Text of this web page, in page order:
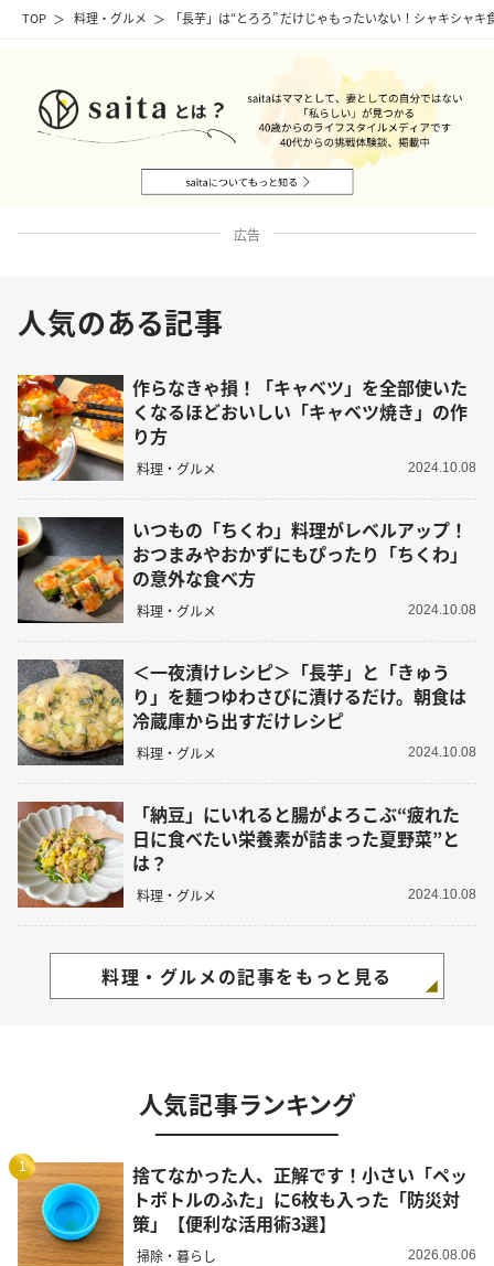
TOP 料理・グルメ 「長芋」は“とろろ” だけじゃもったいない！シャキシャ
広告
人気のある記事
作らなきゃ損！「キャベツ」を全部使いた
くなるほどおいしい「キャベツ焼き」の作
り方
料理・グルメ 2024.10.08
いつもの「ちくわ」料理がレベルアップ！
おつまみやおかずにもぴったり「ちくわ」
の意外な食べ方
料理・グルメ 2024.10.08
＜一夜漬けレシピ＞「長芋」と「きゅう
り」を麺つゆわさびに漬けるだけ。朝食は
冷蔵庫から出すだけレシピ
料理・グルメ 2024.10.08
「納豆」にいれると腸がよろこぶ“疲れた
日に食べたい栄養素が詰まった夏野菜”と
は？
料理・グルメ 2024.10.08
料理・グルメの記事をもっと見る
人気記事ランキング
1
捨てなかった人、正解です！小さい「ペッ
トボトルのふた」に6枚も入った「防災対
策」【便利な活用術3選】
掃除・暮らし 2026.08.06